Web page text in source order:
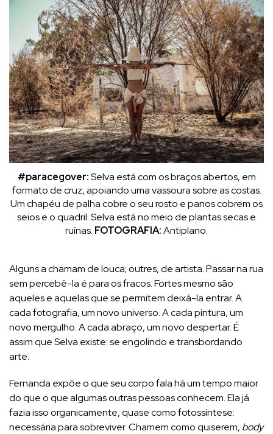
#paracegover:Selva está com os braços abertos, em
formato de cruz, apoiando uma vassoura sobre as costas.
Um chapéu de palha cobre o seu rosto e panos cobrem os
seios e o quadril. Selva está no meio de plantas secas e
ruínas. FOTOGRAFIA:Antiplano.
Alguns a chamam de louca; outres, de artista. Passar na rua
sem percebê-la é para os fracos. Fortes mesmo são
aqueles e aquelas que se permitem deixá-la entrar. A
cada fotografia, um novo universo. A cada pintura, um
novo mergulho. A cada abraço, um novo despertar. É
assim que Selva existe: se engolindo e transbordando
arte.
Fernanda expõe o que seu corpo fala há um tempo maior
do que o que algumas outras pessoas conhecem. Ela já
fazia isso organicamente, quase como fotossíntese:
necessária para sobreviver. Chamem como quiserem, body